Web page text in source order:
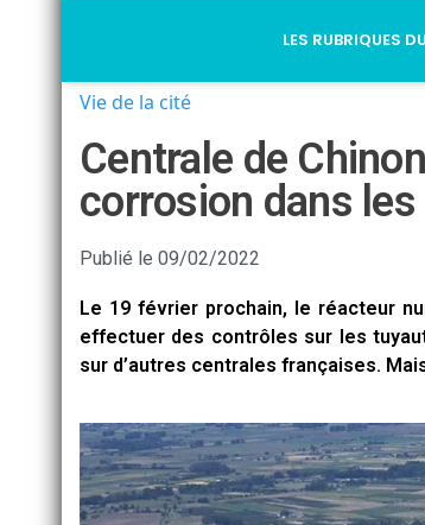
LES RUBRIQUES
Vie de la cité
Centrale de
corrosion dans
Publié le 09/02/2022
Le 19 février prochain, le réacteur
effectuer des contrôles sur les
sur d’autres centrales françaises.